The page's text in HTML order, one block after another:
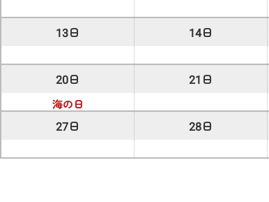
13日 14日
20日 21日
海の日
27日 28日